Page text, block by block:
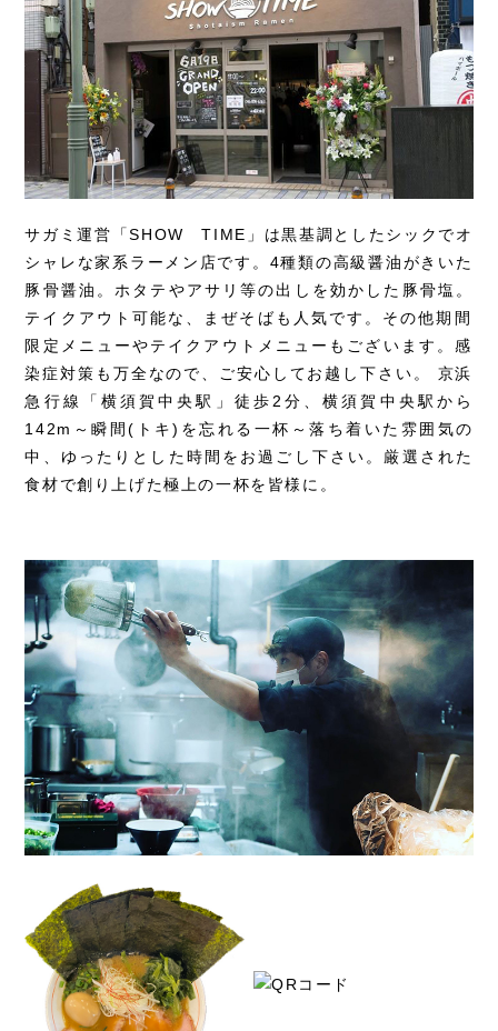
サガミ運営「SHOW TIME」は黒基調としたシックでオ
シャレな家系ラーメン店です。4種類の高級醤油がきいた
豚骨醤油。ホタテやアサリ等の出しを効かした豚骨塩。
テイクアウト可能な、まぜそばも人気です。その他期間
限定メニューやテイクアウトメニューもございます。感
染症対策も万全なので、ご安心してお越し下さい。 京浜
急行線「横須賀中央駅」徒歩2分、横須賀中央駅から
142m～瞬間(トキ)を忘れる一杯～落ち着いた雰囲気の
中、ゆったりとした時間をお過ごし下さい。厳選された
食材で創り上げた極上の一杯を皆様に。